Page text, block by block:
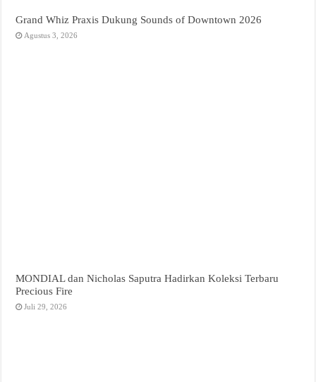
Grand Whiz Praxis Dukung Sounds of Downtown 2026
Agustus 3, 2026
MONDIAL dan Nicholas Saputra Hadirkan Koleksi Terbaru
Precious Fire
Juli 29, 2026